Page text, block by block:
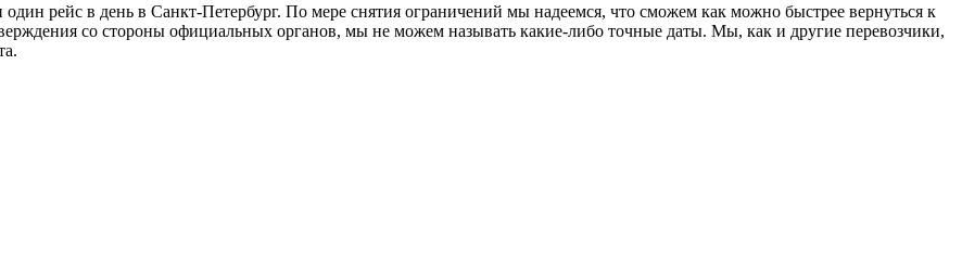
рейс в день в Санкт-Петербург. По мере снятия ограничений мы надеемся, что сможем как можно быстрее вернуться к
со стороны официальных органов, мы не можем называть какие-либо точные даты. Мы, как и другие перевозчики,